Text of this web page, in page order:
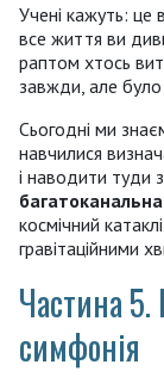
Учені кажуть: це
все життя ви
раптом хтось
завжди, але
Сьогодні ми
навчилися
і наводити туди
космічний
гравітаційними
Частина
симфонія